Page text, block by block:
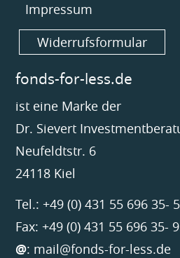
Impressum
Widerrufsformular
fonds-for-less.de
ist eine Marke der
Dr. Sievert
Neufeldtstr. 6
24118 Kiel
Tel.: +49 (0) 431 55 696 35- 5
Fax: +49 (0) 431 55 696 35- 9
@: mail@fonds-for-less.de